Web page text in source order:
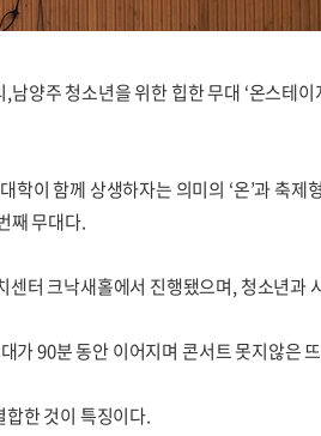
양주 청소년을 위한 힙한 무대 ‘온스테
이 함께 상생하자는 의미의 ‘온’과 축
째 무대다.
터 크낙새홀에서 진행됐으며, 청소년과
가 90분 동안 이어지며 콘서트 못지않은
합한 것이 특징이다.